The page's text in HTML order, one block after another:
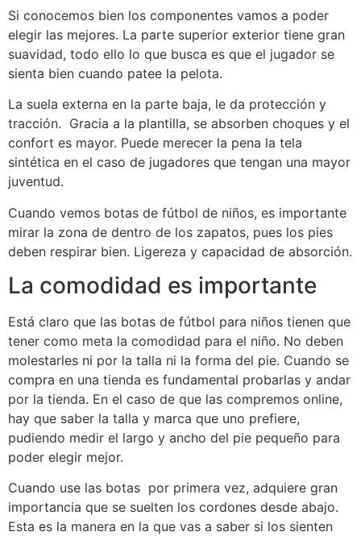
Si conocemos bien los componentes vamos a poder
elegir las mejores. La parte superior exterior tiene gran
suavidad, todo ello lo que busca es que el jugador se
sienta bien cuando patee la pelota.
La suela externa en la parte baja, le da protección y
tracción. Gracia a la plantilla, se absorben choques y el
confort es mayor. Puede merecer la pena la tela
sintética en el caso de jugadores que tengan una mayor
juventud.
Cuando vemos botas de fútbol de niños, es importante
mirar la zona de dentro de los zapatos, pues los pies
deben respirar bien. Ligereza y capacidad de absorción.
La comodidad es importante
Está claro que las botas de fútbol para niños tienen que
tener como meta la comodidad para el niño. No deben
molestarles ni por la talla ni la forma del pie. Cuando se
compra en una tienda es fundamental probarlas y andar
por la tienda. En el caso de que las compremos online,
hay que saber la talla y marca que uno prefiere,
pudiendo medir el largo y ancho del pie pequeño para
poder elegir mejor.
Cuando use las botas por primera vez, adquiere gran
importancia que se suelten los cordones desde abajo.
Esta es la manera en la que vas a saber si los sienten